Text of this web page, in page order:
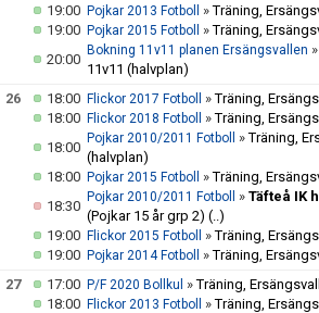
19:00 Pojkar 2013 Fotboll »Träning,
19:00 Pojkar 2015 Fotboll »Träning,
20:00
Bokning 11v11 planen Ersängsvallen »
11v11 (halvplan)
26
18:00 Flickor 2017 Fotboll »Träning,
18:00 Flickor 2018 Fotboll »Träning,
18:00
Pojkar 2010/2011 Fotboll »Träning,
(halvplan)
18:00 Pojkar 2015 Fotboll »Träning,
18:30
Pojkar 2010/2011 Fotboll » Täfteå IK
(Pojkar 15 år grp 2) (..)
19:00 Flickor 2015 Fotboll »Träning,
19:00 Pojkar 2014 Fotboll »Träning,
27
17:00 P/F 2020 Bollkul »Träning,
18:00 Flickor 2013 Fotboll »Träning,